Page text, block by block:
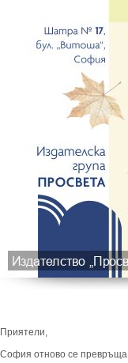
Приятели,
София отново се превръща